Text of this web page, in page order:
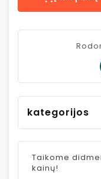
kategorijos
Taikome
kainų!